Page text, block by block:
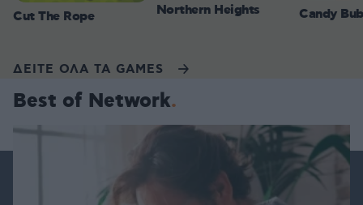
Cut The Rope Northern Heights Candy
ΔΕΙΤΕ ΟΛΑ ΤΑ GAMES
Best of Network